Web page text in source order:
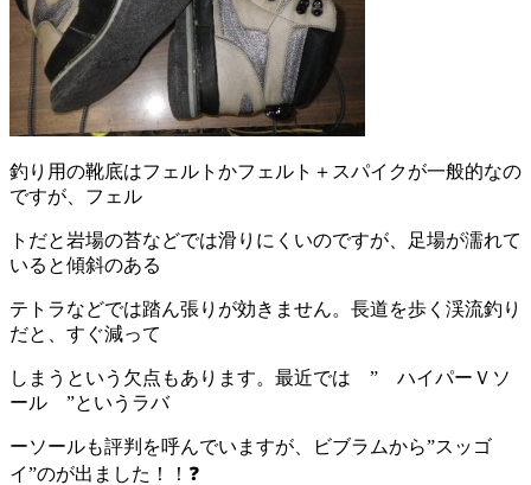
釣り用の靴底はフェルトかフェルト＋スパイクが一般的なの
ですが、フェル
トだと岩場の苔などでは滑りにくいのですが、足場が濡れて
いると傾斜のある
テトラなどでは踏ん張りが効きません。長道を歩く渓流釣り
だと、すぐ減って
しまうという欠点もあります。最近では ” ハイパーＶソ
ール ”というラバ
ーソールも評判を呼んでいますが、ビブラムから”スッゴ
イ”のが出ました！！❓